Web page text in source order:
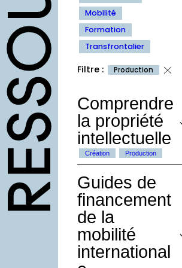
outils
Fiches pratiques
Modèles
Guides
Grilles
Chartes
Publications
Forum
agenda
annuaires
structures
Mobilité
Formation
Transfrontalier
Filtre : Production
Comprendre
la propriété
intellectuelle
Création Production
Guides de
financement
de la
mobilité
international